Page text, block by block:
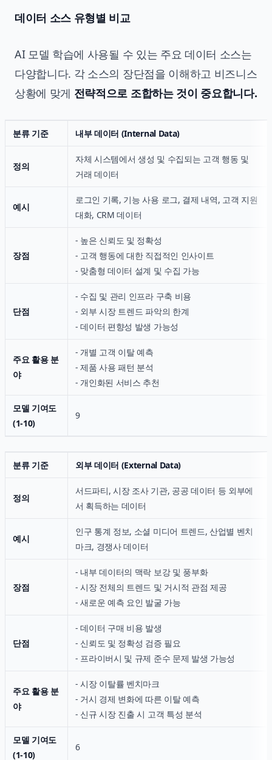
데이터 소스 유형별 비교
AI 모델 학습에 사용될 수 있는 주요 데이터 소스는
다양합니다. 각 소스의 장단점을 이해하고 비즈니스
상황에 맞게 전략적으로 조합하는 것이 중요합니다.
분류 기준 내부 데이터 (Internal Data)
정의
자체 시스템에서 생성 및 수집되는 고객 행동 및
거래 데이터
예시
로그인 기록, 기능 사용 로그, 결제 내역, 고객 지원
대화, CRM 데이터
장점
- 높은 신뢰도 및 정확성
- 고객 행동에 대한 직접적인 인사이트
- 맞춤형 데이터 설계 및 수집 가능
단점
- 수집 및 관리 인프라 구축 비용
- 외부 시장 트렌드 파악의 한계
- 데이터 편향성 발생 가능성
주요 활용 분
야
- 개별 고객 이탈 예측
- 제품 사용 패턴 분석
- 개인화된 서비스 추천
모델 기여도
(1-10)
9
분류 기준 외부 데이터 (External Data)
정의
서드파티, 시장 조사 기관, 공공 데이터 등 외부에
서 획득하는 데이터
예시
인구 통계 정보, 소셜 미디어 트렌드, 산업별 벤치
마크, 경쟁사 데이터
장점
- 내부 데이터의 맥락 보강 및 풍부화
- 시장 전체의 트렌드 및 거시적 관점 제공
- 새로운 예측 요인 발굴 가능
단점
- 데이터 구매 비용 발생
- 신뢰도 및 정확성 검증 필요
- 프라이버시 및 규제 준수 문제 발생 가능성
주요 활용 분
야
- 시장 이탈률 벤치마크
- 거시 경제 변화에 따른 이탈 예측
- 신규 시장 진출 시 고객 특성 분석
모델 기여도
(1-10)
6